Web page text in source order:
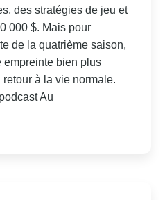
des stratégies de jeu et
000 $. Mais pour
de la quatrième saison,
empreinte bien plus
à la vie normale.
Au